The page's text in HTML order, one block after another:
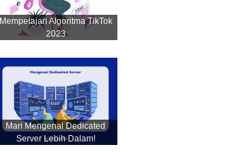
Mempelajari Algoritma TikTok
2023
Mari Mengenal Dedicated
Server Lebih Dalam!